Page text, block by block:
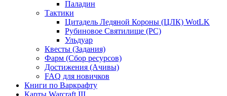
Паладин
Тактики
Цитадель Ледяной Короны (ЦЛК) WotLK
Рубиновое Святилище (РС)
Ульдуар
Квесты (Задания)
Фарм (Сбор ресурсов)
Достижения (Ачивы)
FAQ для новичков
Книги по Варкрафту
Карты Warcraft III